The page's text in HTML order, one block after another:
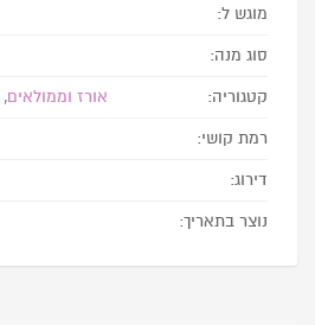
מוגש ל:
סוג מנה:
קטגוריה: אורז וממולאים,
רמת קושי:
דירוג:
נוצר בתאריך: